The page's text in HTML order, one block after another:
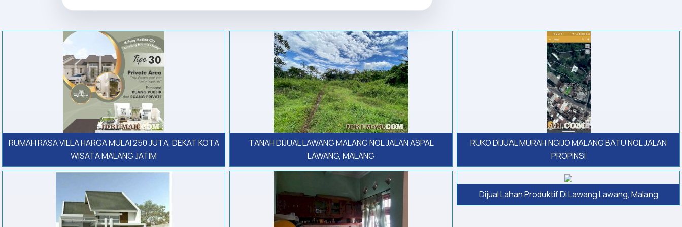
RUMAH RASA VILLA HARGA MULAI 250 JUTA, DEKAT KOTA
WISATA MALANG JATIM
TANAH DIJUAL LAWANG MALANG NOL JALAN ASPAL
LAWANG, MALANG
RUKO DIJUAL MURAH NGIJO MALANG BATU NOL JALAN
PROPINSI
Dijual Lahan Produktif Di Lawang Lawang, Malang